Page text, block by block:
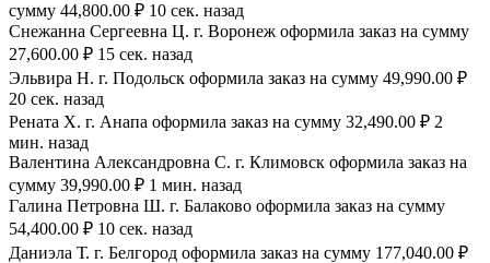
сумму 44,800.00 ₽ 10 сек. назад
Снежанна Сергеевна Ц. г. Воронеж оформила заказ на сумму
27,600.00 ₽ 15 сек. назад
Эльвира Н. г. Подольск оформила заказ на сумму 49,990.00 ₽
20 сек. назад
Рената Х. г. Анапа оформила заказ на сумму 32,490.00 ₽ 2
мин. назад
Валентина Александровна С. г. Климовск оформила заказ на
сумму 39,990.00 ₽ 1 мин. назад
Галина Петровна Ш. г. Балаково оформила заказ на сумму
54,400.00 ₽ 10 сек. назад
Даниэла Т. г. Белгород оформила заказ на сумму 177,040.00 ₽